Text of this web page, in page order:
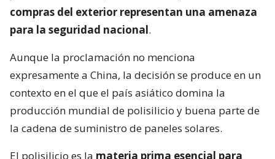
compras del exterior representan una amenaza
para la seguridad nacional.
Aunque la proclamación no menciona
expresamente a China, la decisión se produce en un
contexto en el que el país asiático domina la
producción mundial de polisilicio y buena parte de
la cadena de suministro de paneles solares.
El polisilicio es la materia prima esencial para